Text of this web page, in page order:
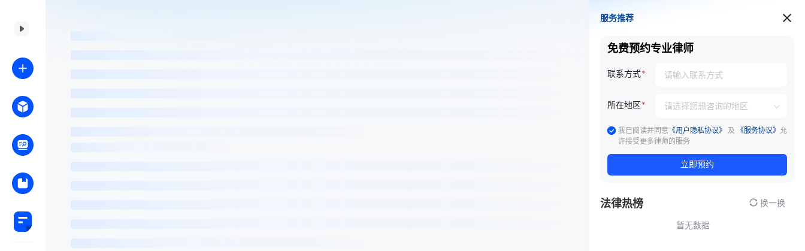
服务推荐
服务推荐
免费预约专业律师
联系方式
所在地区
我已阅读并同意 《用户隐私协议》 及 《服务协议》 允
许接受更多律师的服务
立即预约
法律热榜 换一换
暂无数据